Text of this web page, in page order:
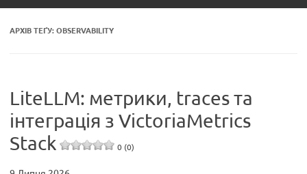
АРХІВ ТЕҐУ:OBSERVABILITY
LiteLLM: метрики, traces та
інтеграція з VictoriaMetrics
Stack
0 (0)